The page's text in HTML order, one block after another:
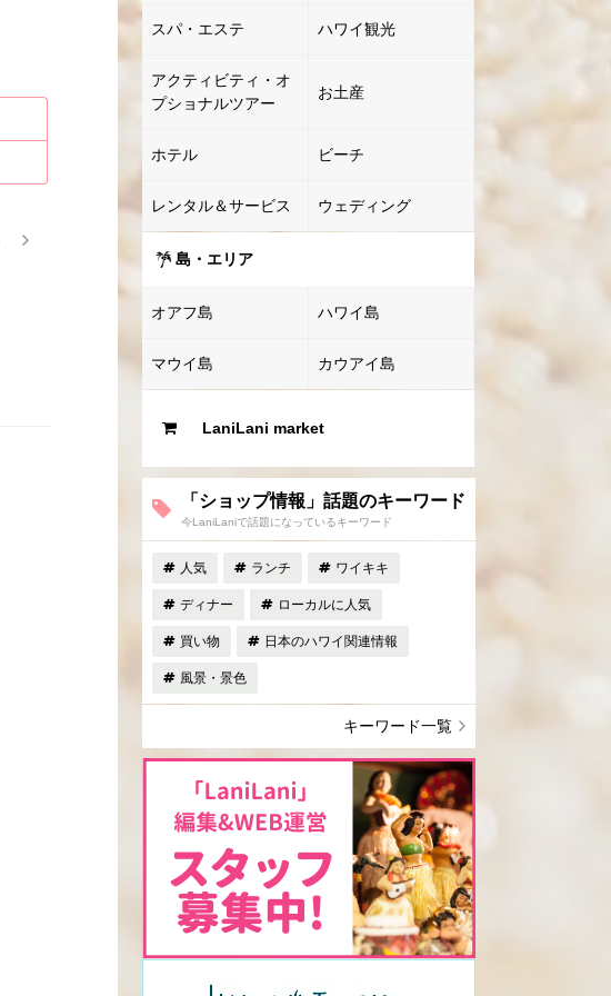
スパ・エステ ハワイ観光
アクティビティ・オ
プショナルツアー
お土産
ホテル ビーチ
レンタル＆サービス ウェディング
島・エリア
オアフ島 ハワイ島
マウイ島 カウアイ島
LaniLani market
「ショップ情報」話題のキーワード
今LaniLaniで話題になっているキーワード
人気 ランチ ワイキキ
ディナー ローカルに人気
買い物 日本のハワイ関連情報
風景・景色
キーワード一覧